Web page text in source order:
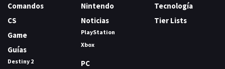
Comandos
CS
Game
Guías
Destiny 2
Nintendo
Noticias
PlayStation
Xbox
PC
Tecnología
Tier Lists